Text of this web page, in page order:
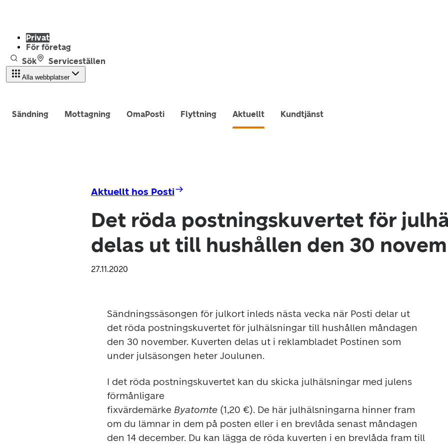
Privat
För företag
Sök
Serviceställen
Alla webbplatser
Sändning Mottagning OmaPosti Flyttning Aktuellt Kundtjänst
Aktuellt hos Posti
Det röda postningskuvertet för
delas ut till hushållen den 30
27.11.2020
Sändningssäsongen för julkort inleds nästa vecka när Posti delar ut
det röda postningskuvertet för julhälsningar till hushållen måndagen
den 30 november. Kuverten delas ut i reklambladet Postinen som
under julsäsongen heter Joulunen.
I det röda postningskuvertet kan du skicka julhälsningar med julens
förmånligare
fixvärdemärke Byatomte (1,20 €). De här julhälsningarna hinner fram
om du lämnar in dem på posten eller i en brevlåda senast måndagen
den 14 december. Du kan lägga de röda kuverten i en brevlåda fram till